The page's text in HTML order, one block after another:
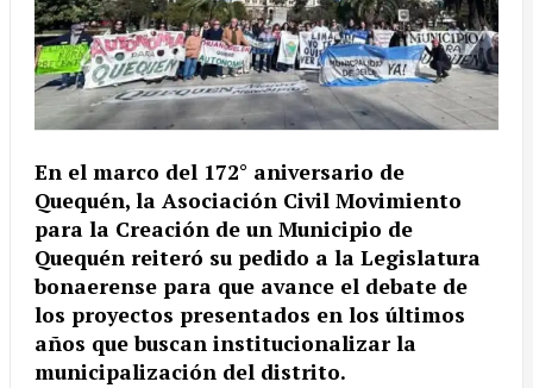
En el marco del 172° aniversario de
Quequén, la Asociación Civil Movimiento
para la Creación de un Municipio de
Quequén reiteró su pedido a la Legislatura
bonaerense para que avance el debate de
los proyectos presentados en los últimos
años que buscan institucionalizar la
municipalización del distrito.